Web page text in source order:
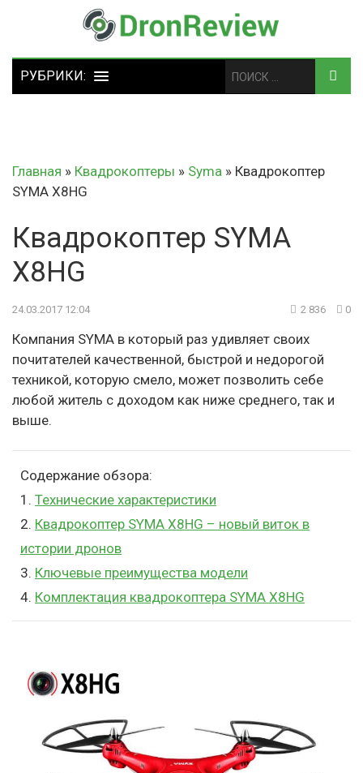
Главная » Квадрокоптеры » Syma » Квадрокоптер
SYMA X8HG
Квадрокоптер SYMA
X8HG
24.03.2017 12:04 2 836 0
Компания SYMA в который раз удивляет своих
почитателей качественной, быстрой и недорогой
техникой, которую смело, может позволить себе
любой житель с доходом как ниже среднего, так и
выше.
Содержание обзора:
1. Технические характеристики
2. Квадрокоптер SYMA X8HG – новый виток в
истории дронов
3. Ключевые преимущества модели
4. Комплектация квадрокоптера SYMA X8HG